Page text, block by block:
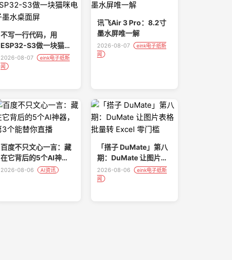
不写一行代码，用
ESP32-S3做一块猫咪
电子墨水桌面屏
2026-08-07
eink电子纸新
闻
讯飞Air 3 Pro：8.2寸
墨水屏唯一解
2026-08-07
eink电子纸新
闻
百度不只文心一言：藏
在它背后的5个AI神
器，第3个能替你直播
2026-08-06 AI资讯
「搭子 DuMate」第八
期：DuMate 让图片表
格批量转 Excel 零门槛
2026-08-06
eink电子纸新
闻